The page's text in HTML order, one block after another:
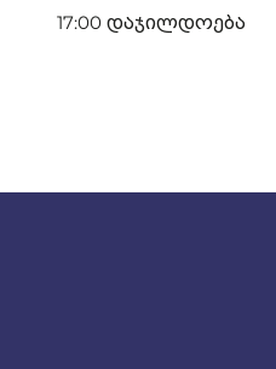
17:00 დაჯილდოება